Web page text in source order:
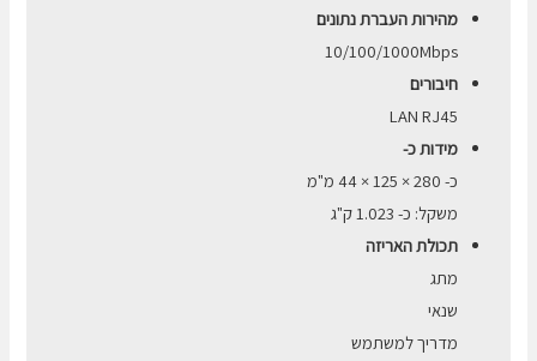
מהירות העברת נתונים
10/100/1000Mbps
חיבורים
LAN RJ45
מידות כ-
כ- 280 × 125 × 44 מ"מ
משקל: כ- 1.023 ק"ג
תכולת האריזה
מתג
שנאי
מדריך למשתמש